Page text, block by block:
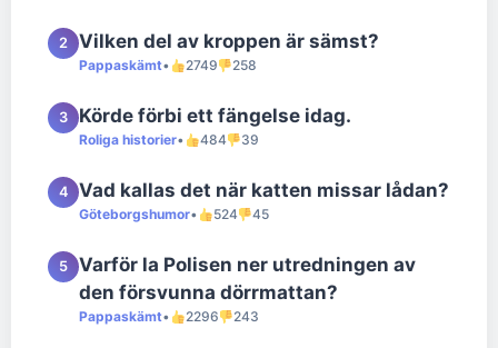
2 Vilken del av kroppen är sämst?
Pappaskämt• 2749 258
3 Körde förbi ett fängelse idag.
Roliga historier• 484 39
4 Vad kallas det när katten missar lådan?
Göteborgshumor• 524 45
5
Varför la Polisen ner utredningen av
den försvunna dörrmattan?
Pappaskämt• 2296 243